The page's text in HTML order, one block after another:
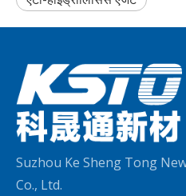
Suzhou Ke Sheng Tong
Co., Ltd.